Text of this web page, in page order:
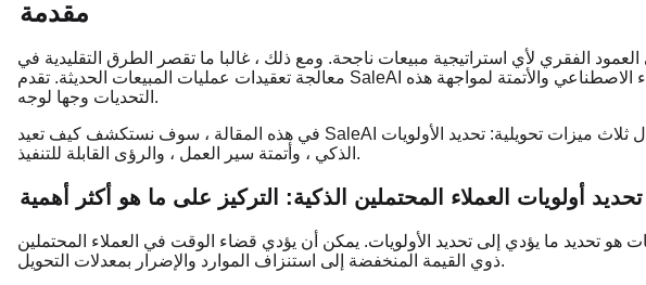
مقدمة
العمود الفقري لأي استراتيجية مبيعات ناجحة. ومع ذلك ، غالبا ما تقصر الطرق التقليدية في
معالجة تعقيدات عمليات المبيعات الحديثة. تقدم SaleAI حلا ثوريا من خلال الاستفادة من الذكاء الاصطناعي والأتمتة لمواجهة هذه
التحديات وجها لوجه.
في هذه المقالة ، سوف نستكشف كيف تعيد SaleAI تعريف إدارة العملاء المحتملين من خلال ثلاث ميزات تحويلية: تحديد الأولويات
الذكي ، وأتمتة سير العمل ، والرؤى القابلة للتنفيذ.
تحديد أولويات العملاء المحتملين الذكية: التركيز على ما هو أكثر أهمية
هو تحديد ما يؤدي إلى تحديد الأولويات. يمكن أن يؤدي قضاء الوقت في العملاء المحتملين
ذوي القيمة المنخفضة إلى استنزاف الموارد والإضرار بمعدلات التحويل.